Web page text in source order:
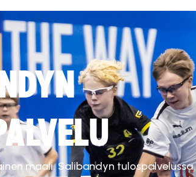
maali. Salibandyn tulospalvelussa.